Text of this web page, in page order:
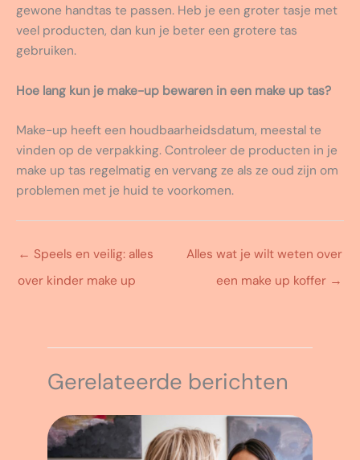
gewone handtas te passen. Heb je een groter tasje met
veel producten, dan kun je beter een grotere tas
gebruiken.
Hoe lang kun je make-up bewaren in een make up tas?
Make-up heeft een houdbaarheidsdatum, meestal te
vinden op de verpakking. Controleer de producten in je
make up tas regelmatig en vervang ze als ze oud zijn om
problemen met je huid te voorkomen.
← Speels en veilig: alles
over kinder make up
Alles wat je wilt weten over
een make up koffer →
Gerelateerde berichten